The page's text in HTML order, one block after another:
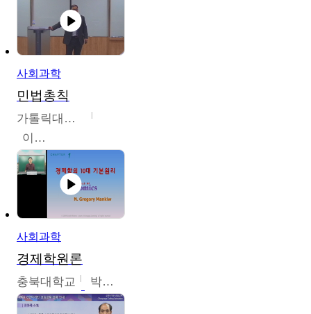
사회과학
민법총칙
가톨릭대학교
이홍민
사회과학
경제학원론
충북대학교 박철호